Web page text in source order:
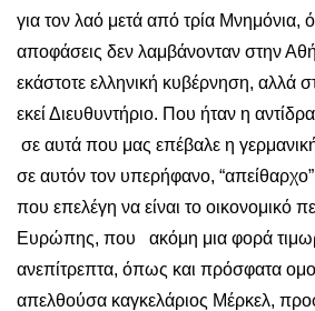
για τον λαό μετά από τρία Μνημόνια,
αποφάσεις δεν λαμβάνονταν στην
εκάστοτε ελληνική κυβέρνηση, αλλά
εκεί Διευθυντήριο. Που ήταν η
σε αυτά που μας επέβαλε η
σε αυτόν τον υπερήφανο,
που επελέγη να είναι το οικονομικό
Ευρώπης, που ακόμη μια φορά
ανεπίτρεπτα, όπως και πρόσφατα
απελθούσα καγκελάριος Μέρκελ,